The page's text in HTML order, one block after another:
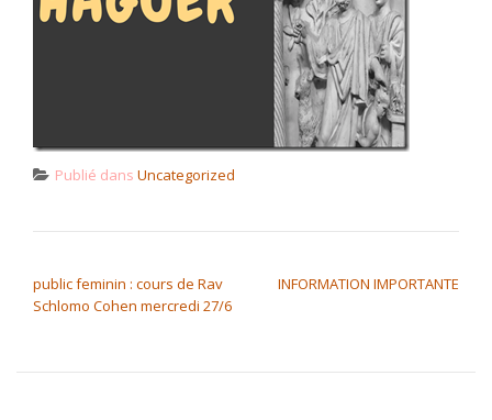
Publié dans Uncategorized
public feminin : cours de Rav
Schlomo Cohen mercredi 27/6
INFORMATION IMPORTANTE